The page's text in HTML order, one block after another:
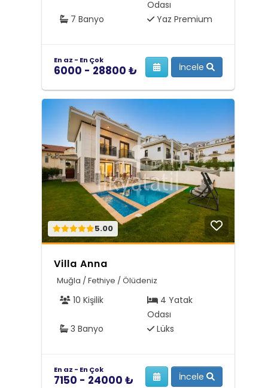
Odası
7 Banyo
Yaz Premium
En az - En Çok
6000 - 28800 ₺ İncele
5.00
Villa Anna
Muğla / Fethiye / Ölüdeniz
10 Kişilik
4 Yatak
Odası
3 Banyo
Lüks
En az - En Çok
7150 - 24000 ₺ İncele